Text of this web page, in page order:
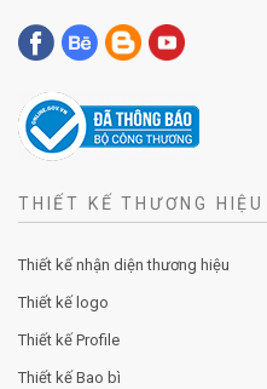
THIẾT KẾ THƯƠNG HIỆU
Thiết kế nhận diện thương hiệu
Thiết kế logo
Thiết kế Profile
Thiết kế Bao bì